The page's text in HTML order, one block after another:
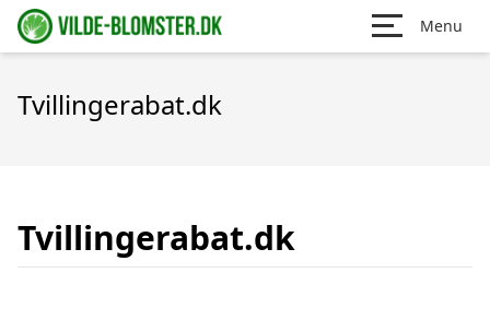
Menu
Tvillingerabat.dk
Tvillingerabat.dk